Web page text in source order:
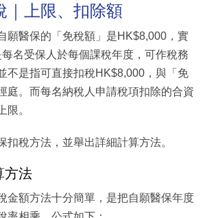
｜上限、扣除額
願醫保的「免稅額」是HK$8,000，實
名受保人於每個課稅年度，可作稅務
不是指可直接扣稅HK$8,000，與「免
庭。而每名納稅人申請稅項扣除的合資
限。
扣稅方法，並舉出詳細計算方法。
方法
金額方法十分簡單，是把自願醫保年度